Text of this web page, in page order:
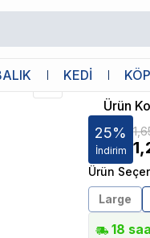
KEDİFurminator
Ürün
25%
İndirim
Ürün
Large
18